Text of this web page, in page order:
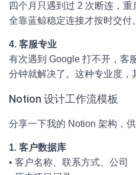
四个月只遇到过 2 次断连，重
全靠蓝鲸稳定连接才按时交付。
4. 客服专业
有次遇到 Google 打不开，客
分钟就解决了。这种专业度，
Notion 设计工作流模板
分享一下我的 Notion 架构，供
1. 客户数据库
• 客户名称、联系方式、公司